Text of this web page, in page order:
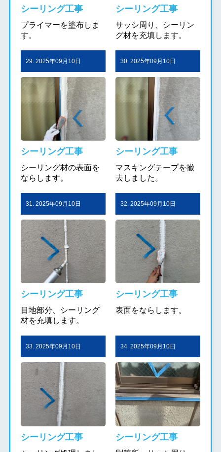
シーリング工事
プライマーを塗布しま
す。
シーリング工事
サッシ周り、シーリン
グ材を充填します。
29. 2025年09月10日
シーリング工事
シーリング材の表面を
ならします。
30. 2025年09月10日
シーリング工事
マスキングテープを撤
去しました。
31. 2025年09月10日
シーリング工事
目地部分、シーリング
材を充填します。
32. 2025年09月10日
シーリング工事
表面をならします。
33. 2025年09月10日
シーリング工事
34. 2025年09月10日
シーリング工事